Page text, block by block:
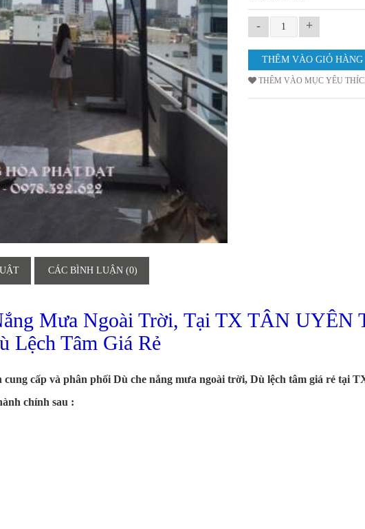
- +
THÊM VÀO MỤC YÊU
CÁC BÌNH LUẬN (0)
Mưa Ngoài Trời, Tại TX TÂN UYÊN
Tâm Giá Rẻ
cung cấp và phân phối Dù che nắng mưa ngoài trời, Dù lệch tâm giá rẻ tại
chính sau :